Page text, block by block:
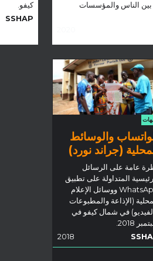
بين الناس والمؤسسات
كيفو.
SSHAP
والوسائط
(جراند نورد)
عامة على الرسائل
المتداولة على تطبيق
WhatsApp ووسائل الإعلام
(الإذاعة والمطبوعات
في شمال كيفو في
2018.
2018